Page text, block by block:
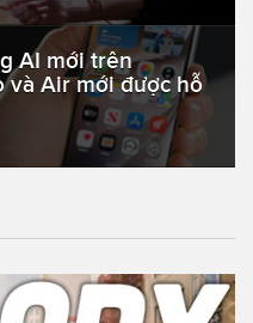
AI mới trên
và Air mới được hỗ